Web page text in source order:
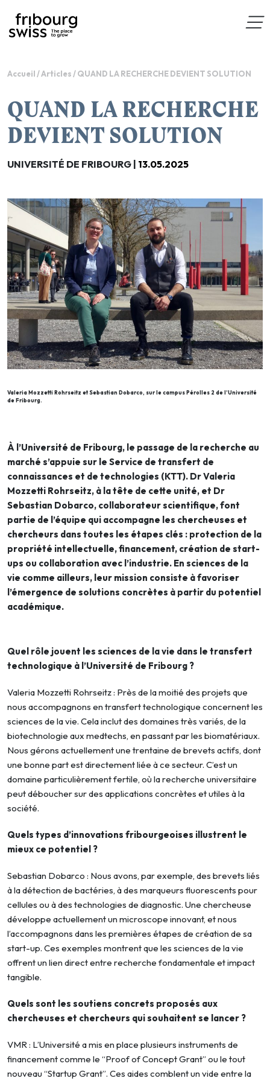
Accueil /Articles /QUAND LA RECHERCHE DEVIENT SOLUTION
QUAND LA RECHERCHE
DEVIENT SOLUTION
UNIVERSITÉ DE FRIBOURG | 13.05.2025
Valeria Mozzetti Rohrseitz et Sebastian Dobarco, sur le campus Pérolles 2 de l’Université
de Fribourg.
À l’Université de Fribourg, le passage de la recherche au
marché s’appuie sur le Service de transfert de
connaissances et de technologies (KTT). Dr Valeria
Mozzetti Rohrseitz, à la tête de cette unité, et Dr
Sebastian Dobarco, collaborateur scientifique, font
partie de l’équipe qui accompagne les chercheuses et
chercheurs dans toutes les étapes clés : protection de la
propriété intellectuelle, financement, création de start-
ups ou collaboration avec l’industrie. En sciences de la
vie comme ailleurs, leur mission consiste à favoriser
l’émergence de solutions concrètes à partir du potentiel
académique.
Quel rôle jouent les sciences de la vie dans le transfert
technologique à l’Université de Fribourg ?
Valeria Mozzetti Rohrseitz : Près de la moitié des projets que
nous accompagnons en transfert technologique concernent les
sciences de la vie. Cela inclut des domaines très variés, de la
biotechnologie aux medtechs, en passant par les biomatériaux.
Nous gérons actuellement une trentaine de brevets actifs, dont
une bonne part est directement liée à ce secteur. C’est un
domaine particulièrement fertile, où la recherche universitaire
peut déboucher sur des applications concrètes et utiles à la
société.
Quels types d’innovations fribourgeoises illustrent le
mieux ce potentiel ?
Sebastian Dobarco : Nous avons, par exemple, des brevets liés
à la détection de bactéries, à des marqueurs fluorescents pour
cellules ou à des technologies de diagnostic. Une chercheuse
développe actuellement un microscope innovant, et nous
l’accompagnons dans les premières étapes de création de sa
start-up. Ces exemples montrent que les sciences de la vie
offrent un lien direct entre recherche fondamentale et impact
tangible.
Quels sont les soutiens concrets proposés aux
chercheuses et chercheurs qui souhaitent se lancer ?
VMR : L’Université a mis en place plusieurs instruments de
financement comme le “Proof of Concept Grant” ou le tout
nouveau “Startup Grant”. Ces aides comblent un vide entre la